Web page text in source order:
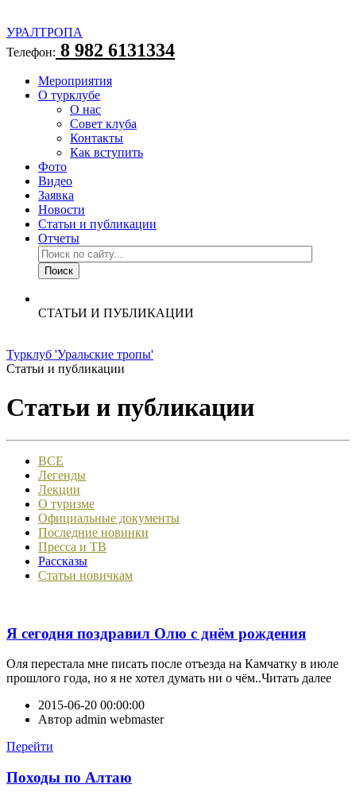
УРАЛТРОПА
Телефон: 8 982 6131334
Мероприятия
О турклубе
О нас
Совет клуба
Контакты
Как вступить
Фото
Видео
Заявка
Новости
Статьи и публикации
Отчеты
СТАТЬИ И ПУБЛИКАЦИИ
Турклуб 'Уральские тропы'
Статьи и публикации
Статьи и публикации
ВСЕ
Легенды
Лекции
О туризме
Официальные документы
Последние новинки
Пресса и ТВ
Рассказы
Статьи новичкам
Я сегодня поздравил Олю с днём рождения
Оля перестала мне писать после отъезда на Камчатку в июле
прошлого года, но я не хотел думать ни о чём..Читать далее
2015-06-20 00:00:00
Автор admin webmaster
Перейти
Походы по Алтаю